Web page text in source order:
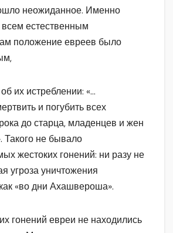
неожиданное. Именно
всем естественным
положение евреев было
их истреблении: «…
и погубить всех
до старца, младенцев и жен
Такого не бывало
жестоких гонений: ни разу не
угроза уничтожения
как «во дни Ахашвероша».
гонений евреи не находились